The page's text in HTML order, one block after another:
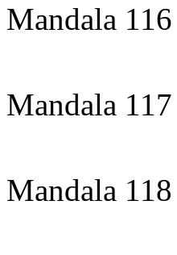
Mandala 116
Mandala 117
Mandala 118